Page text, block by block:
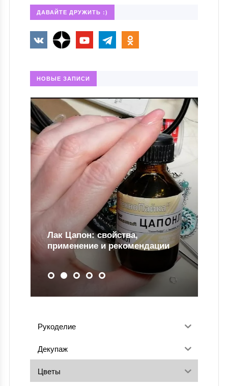
ДАВАЙТЕ ДРУЖИТЬ :)
НОВЫЕ ЗАПИСИ
Цапон: свойства,
и рекомендации
Для чего
Рукоделие
Декупаж
Цветы